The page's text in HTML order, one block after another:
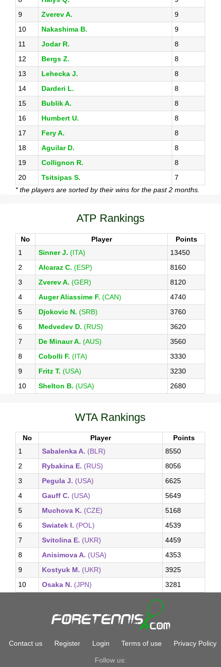
9
Zverev A.
9
10
Nakashima B.
9
11
Jodar R.
8
12
Bergs Z.
8
13
Lehecka J.
8
14
Darderi L.
8
15
Bublik A.
8
16
Humbert U.
8
17
Fery A.
8
18
Aguilar D.
8
19
Collignon R.
8
20
Tsitsipas S.
7
* the players are sorted by their wins for the past 2 months.
ATP Rankings
No Player
Points
1
Sinner J. (ITA)
13450
2
Alcaraz C. (ESP)
8160
3
Zverev A. (GER)
8120
4
Auger Aliassime F. (CAN)
4740
5
Djokovic N. (SRB)
3760
6
Medvedev D. (RUS)
3620
7
De Minaur A. (AUS)
3560
8
Cobolli F. (ITA)
3330
9
Fritz T. (USA)
3230
10
Shelton B. (USA) 2680
WTA Rankings
No Player
Points
1
Sabalenka A. (BLR)
8550
2
Rybakina E. (RUS)
8056
3
Pegula J. (USA)
6625
4
Gauff C. (USA)
5649
5
Muchova K. (CZE)
5168
6
Swiatek I. (POL)
4539
7
Svitolina E. (UKR)
4459
8
Anisimova A. (USA)
4353
9
Kostyuk M. (UKR)
3925
10
Osaka N. (JPN) 3281
Contact us Register Login Terms of use Privacy Policy
Follow us: